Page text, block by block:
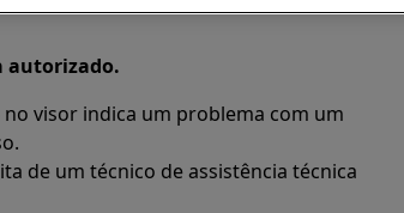
autorizado.
no visor indica um problema com um
de um técnico de assistência técnica